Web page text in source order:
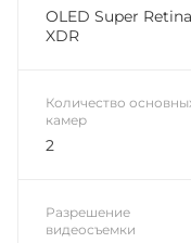
OLED Super Retina
XDR
Количество
камер
2
Разрешение
видеосъемки